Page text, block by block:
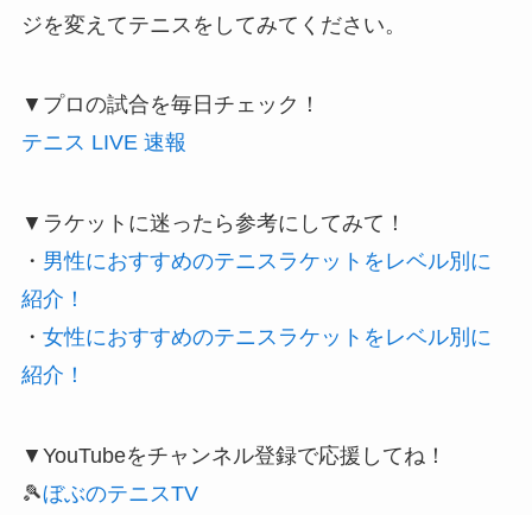
ジを変えてテニスをしてみてください。
▼プロの試合を毎日チェック！
テニス LIVE 速報
▼ラケットに迷ったら参考にしてみて！
・ 男性におすすめのテニスラケットをレベル別に
紹介！
・ 女性におすすめのテニスラケットをレベル別に
紹介！
▼YouTubeをチャンネル登録で応援してね！
🎾ぼぶのテニスTV